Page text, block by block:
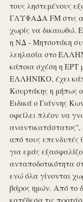
τους ληστεμένους
ΓΛΥΦΑΔΑ FM στις
χωρίς να δικαιωθώ.
η ΝΔ - Μητσοτάκη
λεηλασία στο
κάποια σχέση η ΕΡΤ
ΕΛΛΗΝΙΚΟ, έχει
Κουρτάκης η μήπως
Ειδικά ο Γιάννης
οφείλει πλέον να
αναντικατάστατος'',
από τους επενδυτές
για εμάς
ανταποδοτικότητα
ενώ όλα γίνονται
βάρος ημών. Από το
κατέθεσα τις